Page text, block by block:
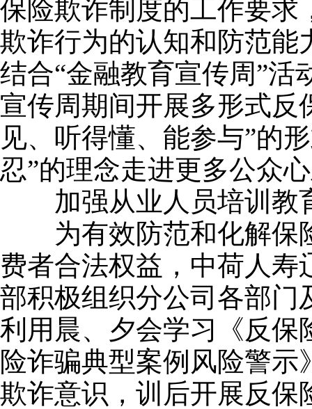
保险欺诈制度的工作要求
欺诈行为的认知和防范能
结合“金融教育宣传周”活
宣传周期间开展多形式反
见、听得懂、能参与”的
忍”的理念走进更多公众
加强从业人员培训教
为有效防范和化解保
费者合法权益，中荷人
部积极组织分公司各部门
利用晨、夕会学习《反保
险诈骗典型案例风险警
欺诈意识，训后开展反保